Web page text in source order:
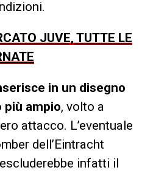
JUVE, TUTTE LE
in un disegno
ampio, volto a
attacco. L’eventuale
dell’Eintracht
infatti il